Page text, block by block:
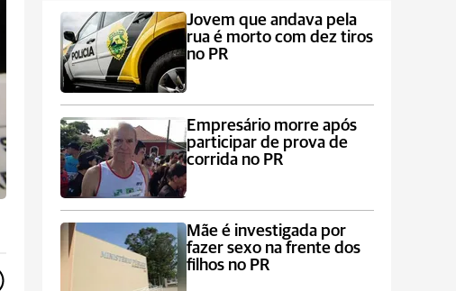
Jovem que andava pela
rua é morto com dez tiros
no PR
Empresário morre após
participar de prova de
corrida no PR
Mãe é investigada por
fazer sexo na frente dos
filhos no PR